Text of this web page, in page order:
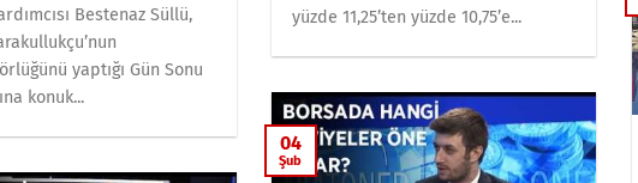
Bestenaz Süllü,
yaptığı Gün Sonu
konuk...
yüzde 11,25’ten yüzde 10,75’e...
04
Şub